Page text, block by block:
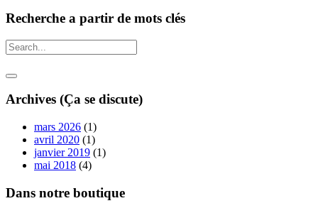
Recherche a partir de mots clés
Archives (Ça se discute)
mars 2026 (1)
avril 2020 (1)
janvier 2019 (1)
mai 2018 (4)
Dans notre boutique